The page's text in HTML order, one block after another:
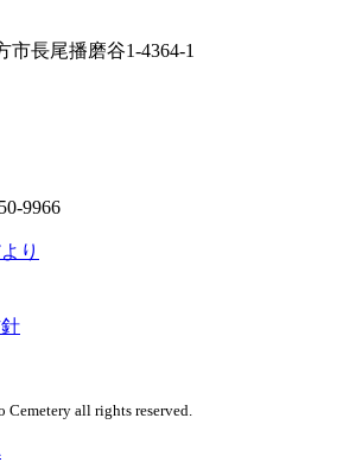
市長尾播磨谷1-4364-1
9966
り
all rights reserved.